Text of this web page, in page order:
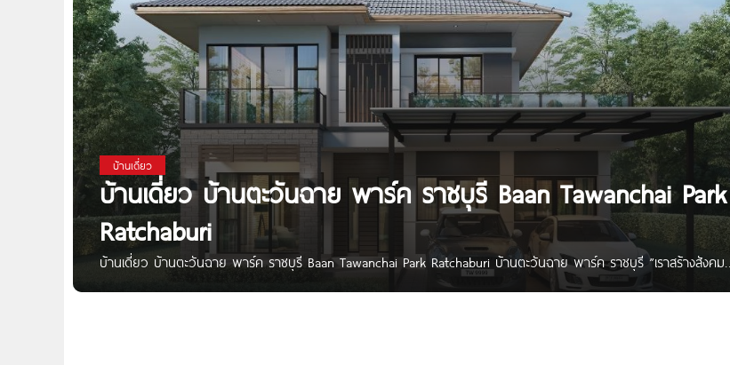
บ้านเดี่ยว
บ้านเดี่ยว บ้านตะวันฉาย พาร์ค ราชบุรี Baan Tawanchai Park
Ratchaburi
บ้านเดี่ยว บ้านตะวันฉาย พาร์ค ราชบุรี Baan Tawanchai Park Ratchaburi บ้านตะวันฉาย พาร์ค ราชบุรี ”เราสร้างสังคม
คุณภาพที่ดีสำหรับการอยู่อาศัย’‘ บ้านเดี่ยวฟังก์ชั่นครบ แข็งแรง ก่อสร้างด้วยอิฐมอญแดง ฟังก์ชั่นครบทุกการใช้สอย 4